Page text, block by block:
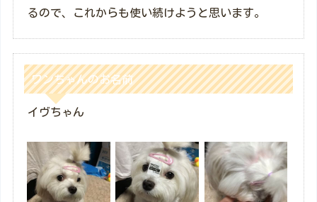
るので、これからも使い続けようと思います。
ワンちゃんのお名前
イヴちゃん